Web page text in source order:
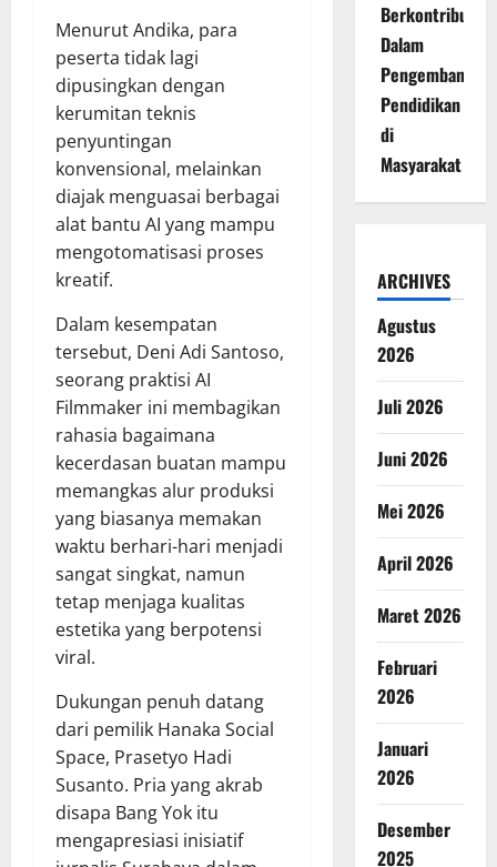
Menurut Andika, para
peserta tidak lagi
dipusingkan dengan
kerumitan teknis
penyuntingan
konvensional, melainkan
diajak menguasai berbagai
alat bantu AI yang mampu
mengotomatisasi proses
kreatif.
Dalam kesempatan
tersebut, Deni Adi Santoso,
seorang praktisi AI
Filmmaker ini membagikan
rahasia bagaimana
kecerdasan buatan mampu
memangkas alur produksi
yang biasanya memakan
waktu berhari-hari menjadi
sangat singkat, namun
tetap menjaga kualitas
estetika yang berpotensi
viral.
Dukungan penuh datang
dari pemilik Hanaka Social
Space, Prasetyo Hadi
Susanto. Pria yang akrab
disapa Bang Yok itu
mengapresiasi inisiatif
Berkontribusi
Dalam
Pengembangan
Pendidikan
di
Masyarakat
ARCHIVES
Agustus
2026
Juli 2026
Juni 2026
Mei 2026
April 2026
Maret 2026
Februari
2026
Januari
2026
Desember
2025